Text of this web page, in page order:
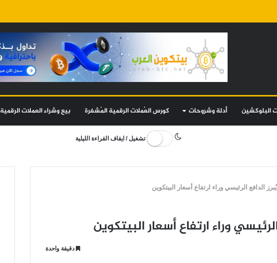
البلوكشين أدلة وشروحات كورس العُملات الرقمية المُشفرة بيع وشراء العملات الرقمية
تشغيل / ايقاف القراءة الليلية
الدافع الرئيسي وراء ارتفاع أسعار البيتكوين
وراء ارتفاع أسعار البيتكوين
دقيقة واحدة